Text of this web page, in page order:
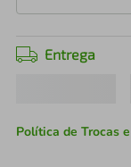
Entrega
Política de Trocas